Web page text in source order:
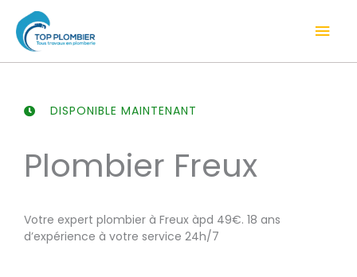
contenu
DISPONIBLE MAINTENANT
Plombier Freux
Votre expert plombier à Freux àpd 49€. 18 ans
d’expérience à votre service 24h/7